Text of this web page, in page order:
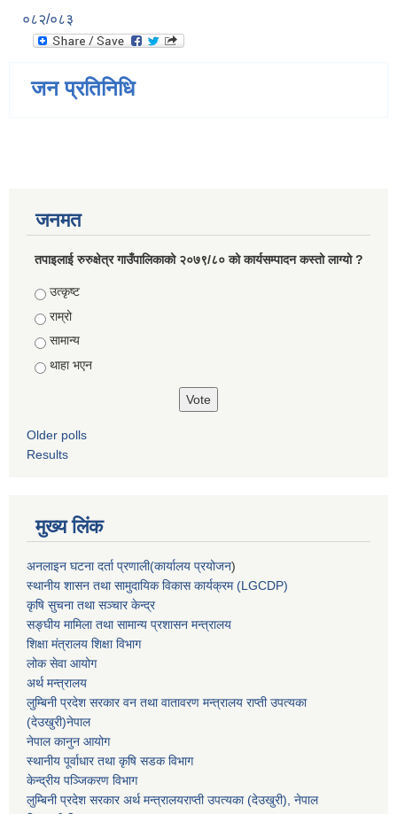
०८२/०८३
जन प्रतिनिधि
जनमत
तपाइलाई रुरुक्षेत्र गाउँपालिकाको २०७९/८० को कार्यसम्पादन कस्तो लाग्यो ?
Choices
उत्कृष्ट
राम्रो
सामान्य
थाहा भएन
Older polls
Results
मुख्य लिंक
अनलाइन घटना दर्ता प्रणाली(कार्यालय प्रयोजन)
स्थानीय शासन तथा सामुदायिक विकास कार्यक्रम (LGCDP)
कृषि सुचना तथा सञ्चार केन्द्र
सङ्घीय मामिला तथा सामान्य प्रशासन मन्त्रालय
शिक्षा मंत्रालय शिक्षा विभाग
लोक सेवा आयोग
अर्थ मन्त्रालय
लुम्बिनी प्रदेश सरकार वन तथा वातावरण मन्त्रालय राप्ती उपत्यका
(देउखुरी)नेपाल
नेपाल कानुन आयोग
स्थानीय पूर्वाधार तथा कृषि सडक विभाग
केन्द्रीय पञ्जिकरण विभाग
लुम्बिनी प्रदेश सरकार अर्थ मन्त्रालयराप्ती उपत्यका (देउखुरी), नेपाल